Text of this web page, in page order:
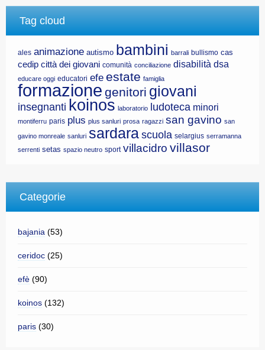
Tag cloud
ales animazione autismo bambini barrali bullismo cas
cedip città dei giovani comunità conciliazione disabilità dsa
educare oggi educatori efe estate famiglia
formazione genitori giovani
insegnanti koinos laboratorio ludoteca minori
montiferru paris plus plus sanluri prosa ragazzi san gavino san
gavino monreale sanluri sardara scuola selargius serramanna
serrenti setas spazio neutro sport villacidro villasor
Categorie
bajania (53)
ceridoc (25)
efè (90)
koinos (132)
paris (30)